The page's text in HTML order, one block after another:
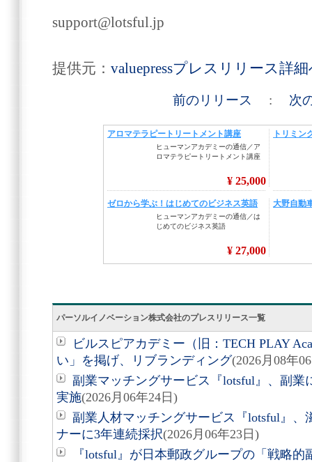
support@lotsful.jp
提供元： valuepressプレスリリース詳
前のリリース : 次
パーソルイノベーション株式会社のプレスリリース一覧
ビルスピアカデミー（旧：TECH PLAY
い」を掲げ、リブランディング(2026月08年
副業マッチングサービス『lotsful』、副業
実施(2026月06年24日)
副業人材マッチングサービス『lotsful』
ナーに3年連続採択(2026月06年23日)
『lotsful』が日本郵政グループの「戦略